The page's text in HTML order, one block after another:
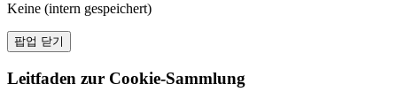
Keine (intern gespeichert)
팝업 닫기
Leitfaden zur Cookie-Sammlung